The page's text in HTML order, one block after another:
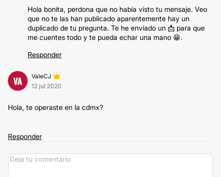
Hola bonita, perdona que no había visto tu mensaje. Veo
que no te las han publicado aparentemente hay un
duplicado de tu pregunta. Te he enviado un 📩 para que
me cuentes todo y te pueda echar una mano 😁.
Responder
VA
ValeCJ
12 jul 2020
Hola, te operaste en la cdmx?
Responder